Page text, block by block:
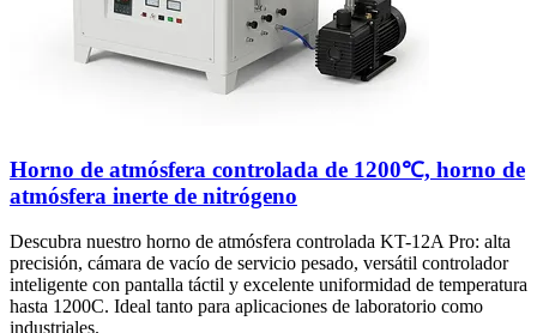
Horno de atmósfera controlada de 1200℃, horno de
atmósfera inerte de nitrógeno
Descubra nuestro horno de atmósfera controlada KT-12A Pro: alta
precisión, cámara de vacío de servicio pesado, versátil controlador
inteligente con pantalla táctil y excelente uniformidad de temperatura
hasta 1200C. Ideal tanto para aplicaciones de laboratorio como
industriales.